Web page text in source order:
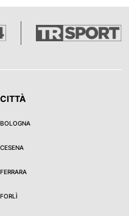
CITTÀ
BOLOGNA
CESENA
FERRARA
FORLÌ